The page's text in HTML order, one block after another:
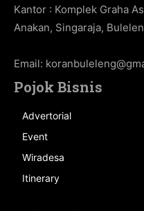
Kantor : Komplek Graha
Anakan, Singaraja,
Email:
Pojok Bisnis
Advertorial
Event
Wiradesa
Itinerary